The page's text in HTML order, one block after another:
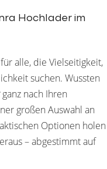
Hochlader im
alle, die Vielseitigkeit,
suchen. Wussten
ganz nach Ihren
großen Auswahl an
Optionen holen
– abgestimmt auf